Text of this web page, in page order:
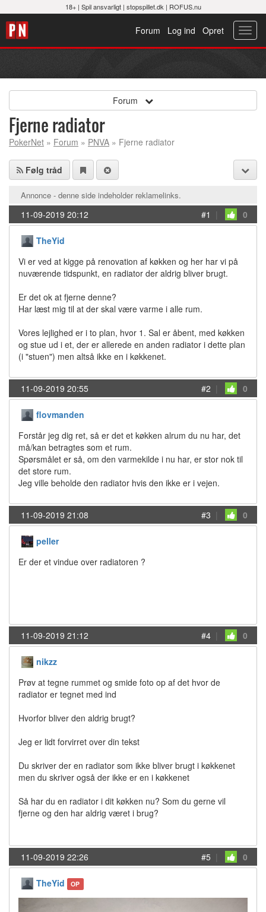
18+ | Spil ansvarligt| stopspillet.dk | ROFUS.nu
Opret
Log ind
Forum
Forum
Fjerne radiator
PokerNet » Forum » PNVA » Fjerne radiator
Følg tråd
Annonce - denne side indeholder reklamelinks.
11-09-2019 20:12 #1 | 0
TheYid
Vi er ved at kigge på renovation af køkken og her har vi på
nuværende tidspunkt, en radiator der aldrig bliver brugt.
Er det ok at fjerne denne?
Har læst mig til at der skal være varme i alle rum.
Vores lejlighed er i to plan, hvor 1. Sal er åbent, med køkken
og stue ud i et, der er allerede en anden radiator i dette plan
(i "stuen") men altså ikke en i køkkenet.
11-09-2019 20:55 #2 | 0
flovmanden
Forstår jeg dig ret, så er det et køkken alrum du nu har, det
må/kan betragtes som et rum.
Spørsmålet er så, om den varmekilde i nu har, er stor nok til
det store rum.
Jeg ville beholde den radiator hvis den ikke er i vejen.
11-09-2019 21:08 #3 | 0
peller
Er der et vindue over radiatoren ?
11-09-2019 21:12 #4 | 0
nikzz
Prøv at tegne rummet og smide foto op af det hvor de
radiator er tegnet med ind
Hvorfor bliver den aldrig brugt?
Jeg er lidt forvirret over din tekst
Du skriver der en radiator som ikke bliver brugt i køkkenet
men du skriver også der ikke er en i køkkenet
Så har du en radiator i dit køkken nu? Som du gerne vil
fjerne og den har aldrig været i brug?
11-09-2019 22:26 #5 | 0
TheYid OP